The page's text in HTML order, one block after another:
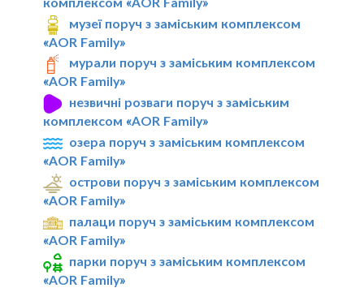
музеї поруч з заміським комплексом
«AOR Family»
мурали поруч з заміським комплексом
«AOR Family»
незвичні розваги поруч з заміським
комплексом «AOR Family»
озера поруч з заміським комплексом
«AOR Family»
острови поруч з заміським комплексом
«AOR Family»
палаци поруч з заміським комплексом
«AOR Family»
парки поруч з заміським комплексом
«AOR Family»